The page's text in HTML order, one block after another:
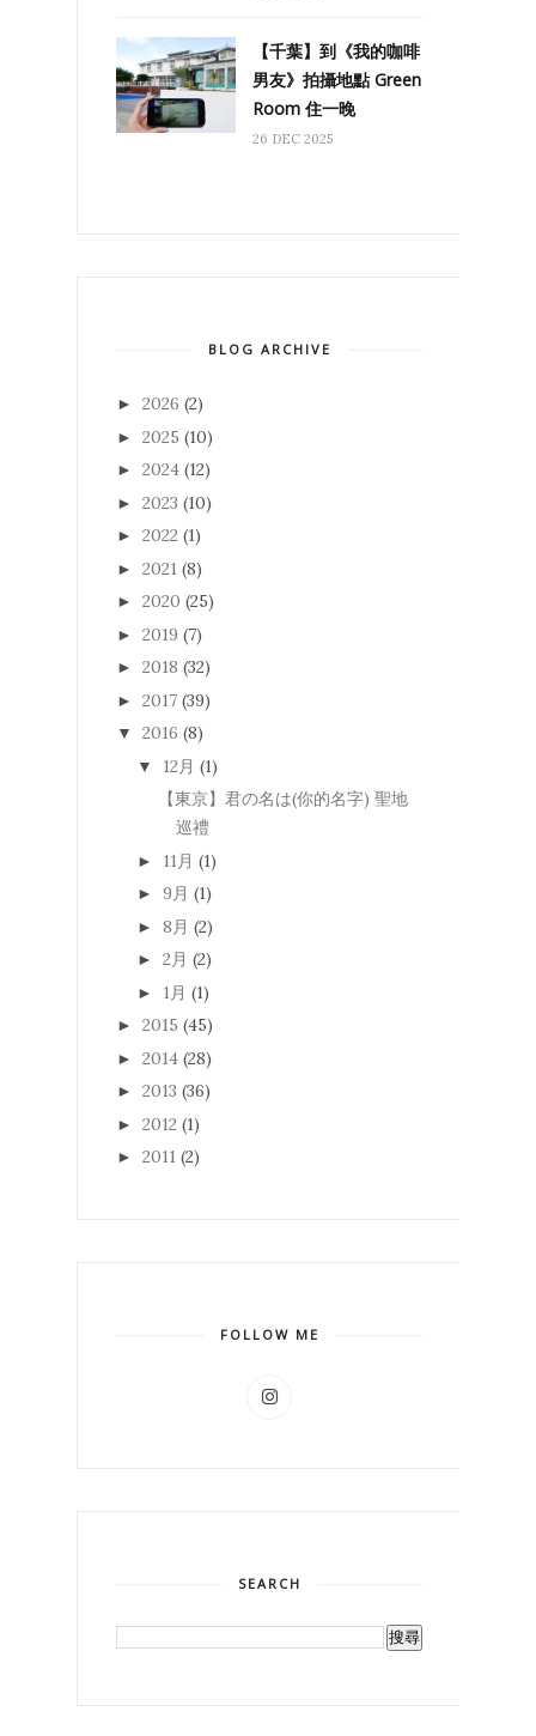
【千葉】到《我的咖啡
男友》拍攝地點 Green
Room 住一晚
26 DEC 2025
BLOG ARCHIVE
► 2026 (2)
► 2025 (10)
► 2024 (12)
► 2023 (10)
► 2022 (1)
► 2021 (8)
► 2020 (25)
► 2019 (7)
► 2018 (32)
► 2017 (39)
▼ 2016 (8)
▼ 12月 (1)
【東京】君の名は(你的名字) 聖地
巡禮
► 11月 (1)
► 9月 (1)
► 8月 (2)
► 2月 (2)
► 1月 (1)
► 2015 (45)
► 2014 (28)
► 2013 (36)
► 2012 (1)
► 2011 (2)
FOLLOW ME
SEARCH